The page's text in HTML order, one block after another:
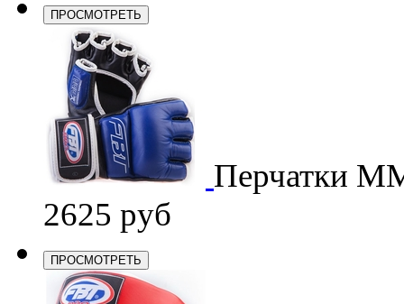
ПРОСМОТРЕТЬ
Перчатки
2625 руб
ПРОСМОТРЕТЬ